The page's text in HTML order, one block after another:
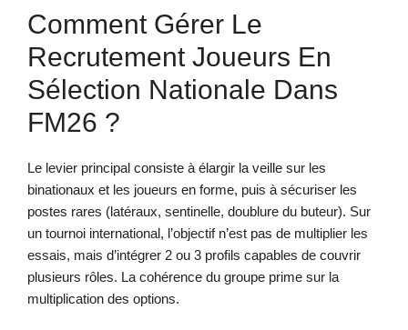
Comment Gérer Le
Recrutement Joueurs En
Sélection Nationale Dans
FM26 ?
Le levier principal consiste à élargir la veille sur les
binationaux et les joueurs en forme, puis à sécuriser les
postes rares (latéraux, sentinelle, doublure du buteur). Sur
un tournoi international, l’objectif n’est pas de multiplier les
essais, mais d’intégrer 2 ou 3 profils capables de couvrir
plusieurs rôles. La cohérence du groupe prime sur la
multiplication des options.